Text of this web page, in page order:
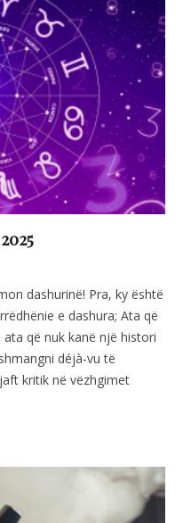
dashurinë! Pra, ky është
e dashura; Ata që
që nuk kanë një histori
déjà-vu të
kritik në vëzhgimet